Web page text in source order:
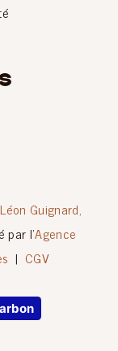
Guignard,
par l’Agence
| CGV